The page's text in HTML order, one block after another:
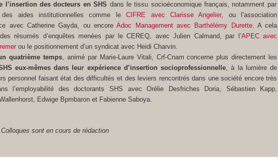
l’insertion des docteurs en SHS dans le tissu socioéconomique français, notamment par
aides institutionnelles comme leCIFRE avec Clarisse Angelier, ou l’association
avec Catherine Gayda, ou encoreAdoc Management avec Barthélémy Durette. A cela
des résumés d’enquêtes menées par le CEREQ, avec Julien Calmand, par l’APEC avec
ou le positionnement d’un syndicat avec Heidi Charvin.
quatrième temps, animé par Marie-Laure Vitali, Crf-Cnam concerne plus directement les
eux-mêmes dans leur expérience d’insertion socioprofessionnelle, à la lumière de
personnel faisant état des difficultés et des leviers rencontrés dans une société encore très
l’employabilité des doctorants SHS avec Orélie Desfriches Doria, Sébastien Kapp,
Edwige Bpmbaron et Fabienne Saboya.
sont en cours de rédaction